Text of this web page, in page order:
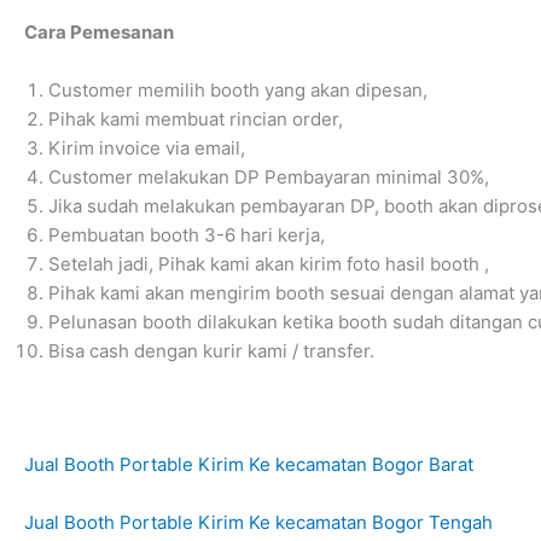
Cara Pemesanan
Customer memilih booth yang akan dipesan,
Pihak kami membuat rincian order,
Kirim invoice via email,
Customer melakukan DP Pembayaran minimal 30%,
Jika sudah melakukan pembayaran DP, booth akan
Pembuatan booth 3-6 hari kerja,
Setelah jadi, Pihak kami akan kirim foto hasil booth ,
Pihak kami akan mengirim booth sesuai dengan alamat
Pelunasan booth dilakukan ketika booth sudah ditangan
Bisa cash dengan kurir kami / transfer.
Jual Booth Portable Kirim Ke kecamatan Bogor Barat
Jual Booth Portable Kirim Ke kecamatan Bogor Tengah